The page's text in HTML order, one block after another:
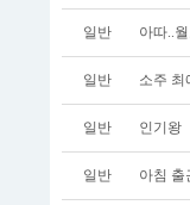
일반 아따..
일반 소주 최
일반 인기왕
일반 아침 출